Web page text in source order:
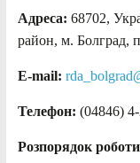
Адреса: 68702,
район, м. Болград,
E-mail:
Телефон: (04846)
Розпорядок